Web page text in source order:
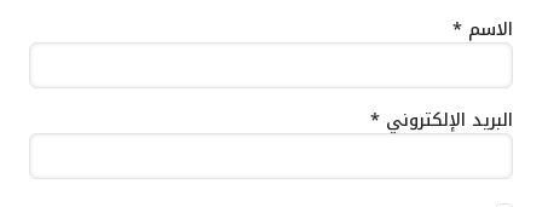
الاسم *
البريد الإلكتروني *